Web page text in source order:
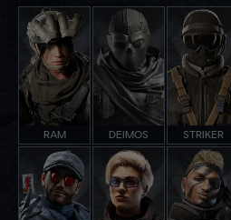
STRIKER
DEIMOS
RAM